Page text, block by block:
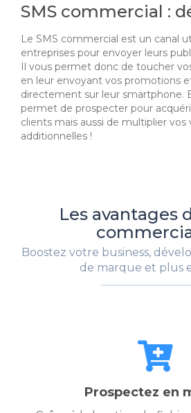
SMS commercial :
Le SMS commercial est un canal
entreprises pour envoyer leurs
Il vous permet donc de toucher
en leur envoyant vos promotions
directement sur leur smartphone.
permet de prospecter pour
clients mais aussi de multiplier vos
additionnelles !
Les avantages
Boostez votre business,
de marque et plus
Prospectez en